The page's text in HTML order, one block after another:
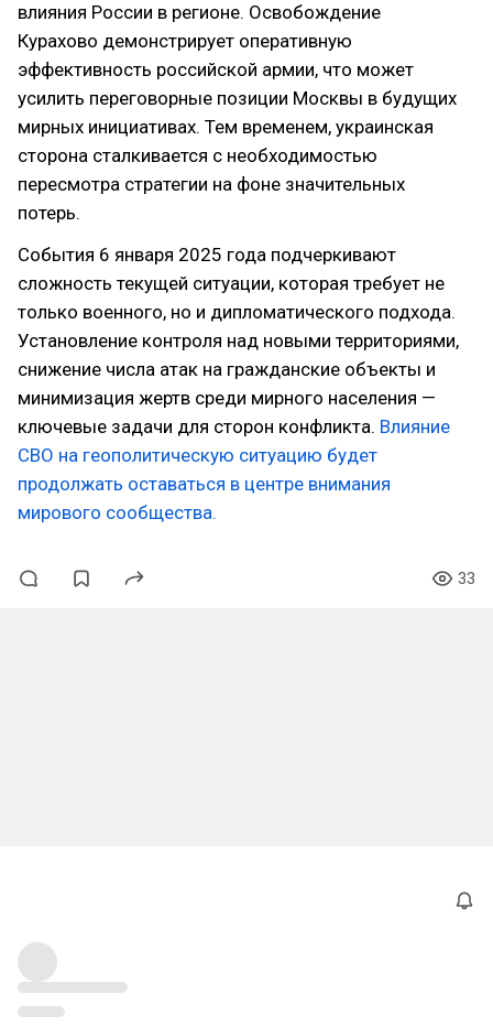
влияния России в регионе. Освобождение
Курахово демонстрирует оперативную
эффективность российской армии, что может
усилить переговорные позиции Москвы в будущих
мирных инициативах. Тем временем, украинская
сторона сталкивается с необходимостью
пересмотра стратегии на фоне значительных
потерь.
События 6 января 2025 года подчеркивают
сложность текущей ситуации, которая требует не
только военного, но и дипломатического подхода.
Установление контроля над новыми территориями,
снижение числа атак на гражданские объекты и
минимизация жертв среди мирного населения —
ключевые задачи для сторон конфликта. Влияние
СВО на геополитическую ситуацию будет
продолжать оставаться в центре внимания
мирового сообщества.
33